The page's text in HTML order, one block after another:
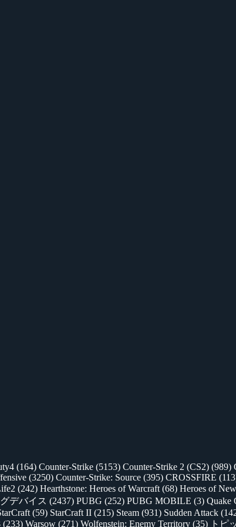
(164) Counter-Strike (5153) Counter-Strike 2 (CS2) (989)
(3250) Counter-Strike: Source (395) CROSSFIRE
(242) Hearthstone: Heroes of Warcraft (68) Heroes of
デバイス (2437) PUBG (252) PUBG MOBILE (3) Quake
(59) StarCraft II (215) Steam (931) Sudden Attack
(233) Warsow (271) Wolfenstein: Enemy Territory (35) トピ